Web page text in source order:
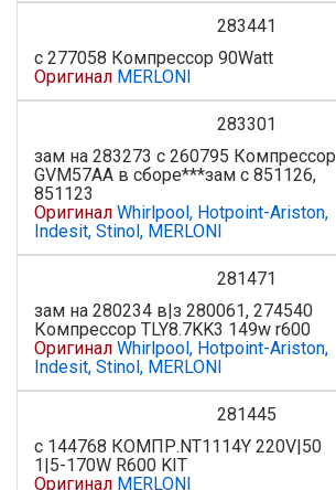
283441
с 277058 Компрессор 90Watt
Оригинал MERLONI
283301
зам на 283273 c 260795 Компрессор
GVM57AA в сборе***зам с 851126,
851123
Оригинал Whirlpool, Hotpoint-Ariston,
Indesit, Stinol, MERLONI
281471
зам на 280234 в|з 280061, 274540
Компрессор TLY8.7KK3 149w r600
Оригинал Whirlpool, Hotpoint-Ariston,
Indesit, Stinol, MERLONI
281445
с 144768 КОМПР.NT1114Y 220V|50
1|5-170W R600 KIT
Оригинал MERLONI